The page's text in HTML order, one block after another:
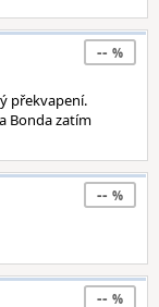
--
překvapení.
Bonda zatím
--
--